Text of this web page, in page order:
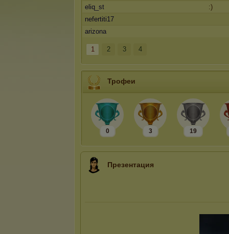
eliq_st
:)
nefertiti17
arizona
1 2 3 4
Трофеи
0 3 19
Презентация